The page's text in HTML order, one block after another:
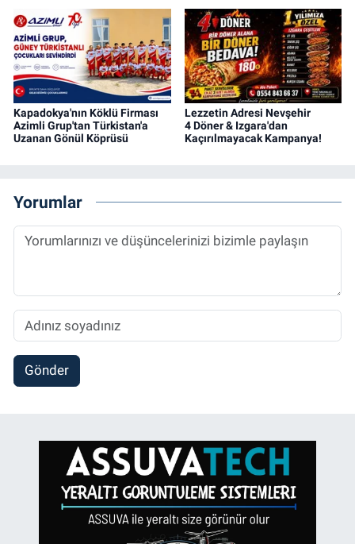
Kapadokya'nın Köklü Firması
Azimli Grup'tan Türkistan'a
Uzanan Gönül Köprüsü
Lezzetin Adresi Nevşehir
4 Döner & Izgara'dan
Kaçırılmayacak Kampanya!
Yorumlar
Gönder